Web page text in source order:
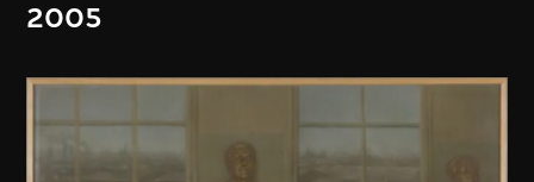
2005